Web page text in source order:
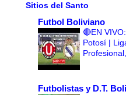
Sitios del Santo
Futbol Boliviano
🔴EN
Potosí |
Futbolistas y D.T.